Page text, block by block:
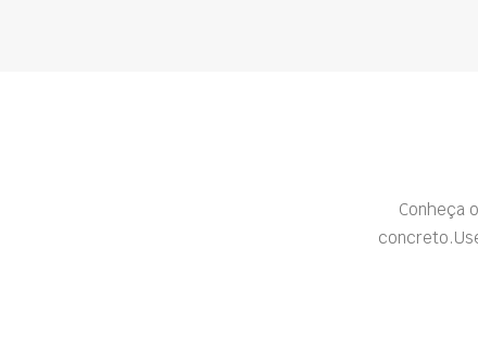
Conheça